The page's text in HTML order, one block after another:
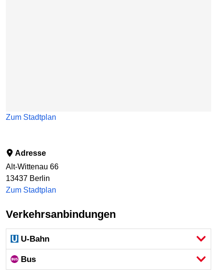
Zum Stadtplan
Adresse
Alt-Wittenau 66
13437 Berlin
Zum Stadtplan
Verkehrsanbindungen
U-Bahn
Bus